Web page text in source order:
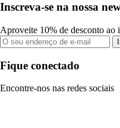
Inscreva-se na nossa
Aproveite 10% de desconto ao
Fique conectado
Encontre-nos nas redes sociais